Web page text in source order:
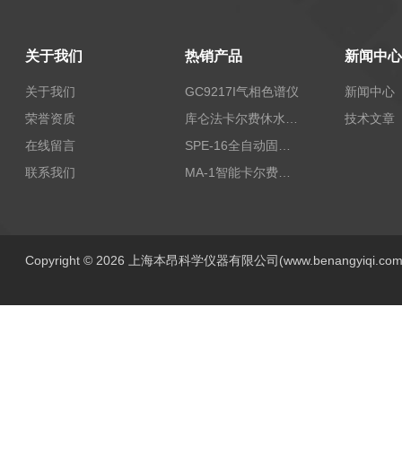
关于我们
关于我们
荣誉资质
在线留言
联系我们
热销产品
GC9217I气相色谱仪
MA-1智能卡尔费休水分测定仪
新闻中心
新闻中心
技术文章
Copyright © 2026 上海本昂科学仪器有限公司